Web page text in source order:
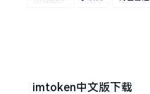
imtoken中文版下载